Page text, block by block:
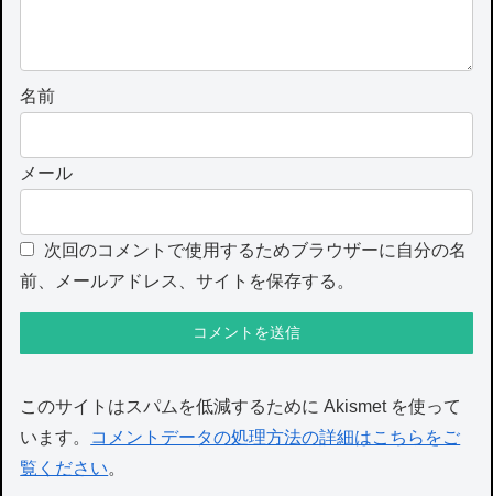
名前
メール
次回のコメントで使用するためブラウザーに自分の名
前、メールアドレス、サイトを保存する。
このサイトはスパムを低減するために Akismet を使って
います。
コメントデータの処理方法の詳細はこちらをご
覧ください。